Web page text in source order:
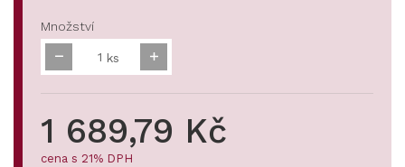
Množství
ks
1 689,79 Kč
cena s 21% DPH